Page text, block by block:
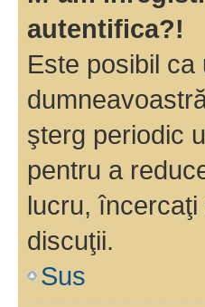
autentifica?!
Este posibil
şterg periodic
pentru a
lucru,
discuţii.
Sus